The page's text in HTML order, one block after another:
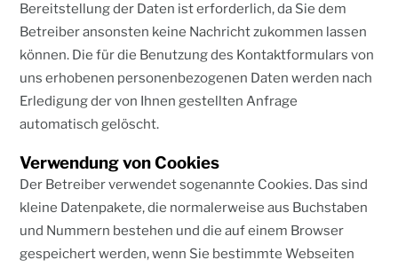
Bereitstellung der Daten ist erforderlich, da Sie dem
Betreiber ansonsten keine Nachricht zukommen lassen
können. Die für die Benutzung des Kontaktformulars von
uns erhobenen personenbezogenen Daten werden nach
Erledigung der von Ihnen gestellten Anfrage
automatisch gelöscht.
Verwendung von Cookies
Der Betreiber verwendet sogenannte Cookies. Das sind
kleine Datenpakete, die normalerweise aus Buchstaben
und Nummern bestehen und die auf einem Browser
gespeichert werden, wenn Sie bestimmte Webseiten